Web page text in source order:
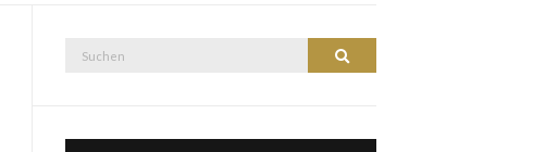
Suchen